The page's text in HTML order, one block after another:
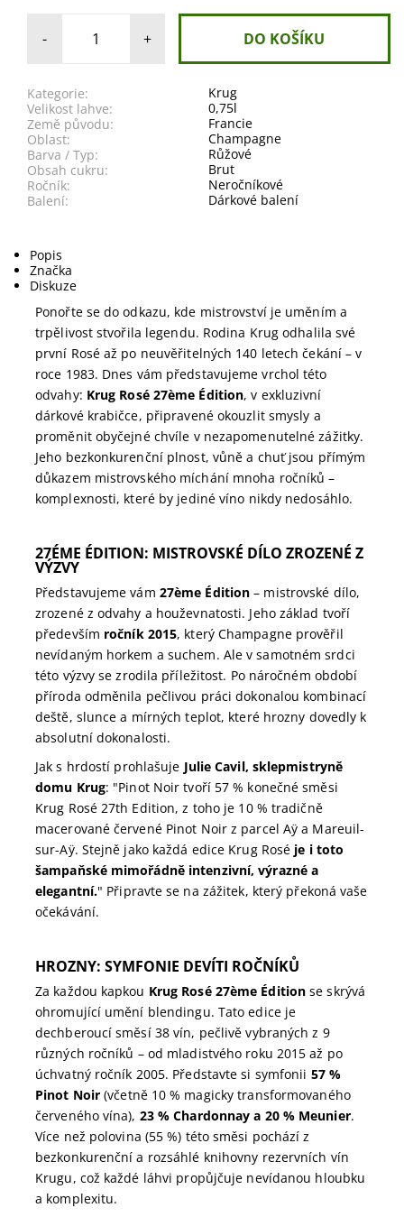
- +
Kategorie:
Krug
Velikost lahve:
0,75l
Země původu:
Francie
Oblast:
Champagne
Barva / Typ:
Růžové
Obsah cukru:
Brut
Ročník:
Neročníkové
Balení:
Dárkové balení
Popis
Značka
Diskuze
Ponořte se do odkazu, kde mistrovství je uměním a
trpělivost stvořila legendu. Rodina Krug odhalila své
první Rosé až po neuvěřitelných 140 letech čekání – v
roce 1983. Dnes vám představujeme vrchol této
odvahy: Krug Rosé 27ème Édition, v exkluzivní
dárkové krabičce, připravené okouzlit smysly a
proměnit obyčejné chvíle v nezapomenutelné zážitky.
Jeho bezkonkurenční plnost, vůně a chuť jsou přímým
důkazem mistrovského míchání mnoha ročníků –
komplexnosti, které by jediné víno nikdy nedosáhlo.
27ÉME ÉDITION: MISTROVSKÉ DÍLO ZROZENÉ Z
VÝZVY
Představujeme vám 27ème Édition – mistrovské dílo,
zrozené z odvahy a houževnatosti. Jeho základ tvoří
především ročník 2015, který Champagne prověřil
nevídaným horkem a suchem. Ale v samotném srdci
této výzvy se zrodila příležitost. Po náročném období
příroda odměnila pečlivou práci dokonalou kombinací
deště, slunce a mírných teplot, které hrozny dovedly k
absolutní dokonalosti.
Jak s hrdostí prohlašuje Julie Cavil, sklepmistryně
domu Krug: "Pinot Noir tvoří 57 % konečné směsi
Krug Rosé 27th Edition, z toho je 10 % tradičně
macerované červené Pinot Noir z parcel Aÿ a Mareuil-
sur-Aÿ. Stejně jako každá edice Krug Rosé je i toto
šampaňské mimořádně intenzivní, výrazné a
elegantní." Připravte se na zážitek, který překoná vaše
očekávání.
HROZNY: SYMFONIE DEVÍTI ROČNÍKŮ
Za každou kapkou Krug Rosé 27ème Édition se skrývá
ohromující umění blendingu. Tato edice je
dechberoucí směsí 38 vín, pečlivě vybraných z 9
různých ročníků – od mladistvého roku 2015 až po
úchvatný ročník 2005. Představte si symfonii 57 %
Pinot Noir (včetně 10 % magicky transformovaného
červeného vína), 23 % Chardonnay a 20 % Meunier.
Více než polovina (55 %) této směsi pochází z
bezkonkurenční a rozsáhlé knihovny rezervních vín
Krugu, což každé láhvi propůjčuje nevídanou hloubku
a komplexitu.